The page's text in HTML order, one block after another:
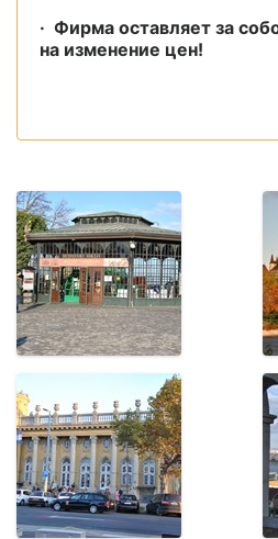
· Фирма оставляет за
на изменение цен!